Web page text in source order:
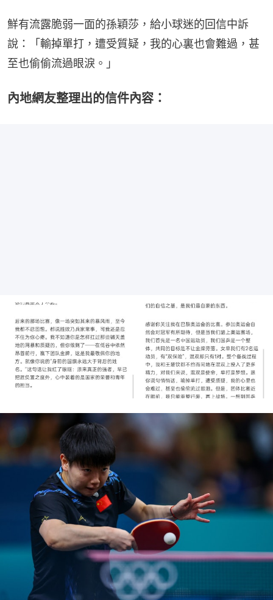
鮮有流露脆弱一面的孫穎莎，給小球迷的回信中訴
說：「輸掉單打，遭受質疑，我的心裏也會難過，甚
至也偷偷流過眼淚。」
內地網友整理出的信件內容：